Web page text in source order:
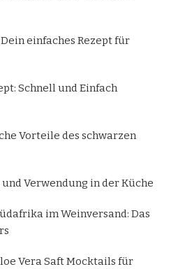
einfaches Rezept für
Schnell und Einfach
Vorteile des schwarzen
Verwendung in der Küche
im Weinversand: Das
Vera Saft Mocktails für